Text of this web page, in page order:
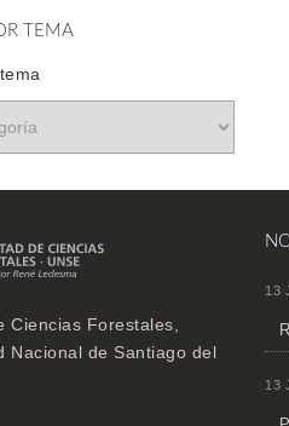
TEMA
Ciencias Forestales,
Nacional de Santiago del
13
13